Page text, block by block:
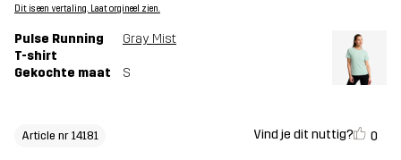
Dit is een vertaling. Laat orgineel zien.
Pulse Running
T-shirt
Gray Mist
Gekochte maat S
Article nr 14181 Vind je dit nuttig? 0